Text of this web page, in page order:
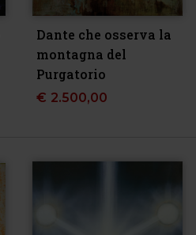
Dante che osserva la
montagna del
Purgatorio
€ 2.500,00